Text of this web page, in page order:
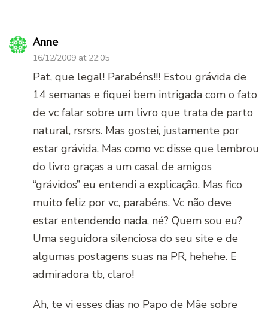
Anne
16/12/2009 at 22:05
Pat, que legal! Parabéns!!! Estou grávida de
14 semanas e fiquei bem intrigada com o fato
de vc falar sobre um livro que trata de parto
natural, rsrsrs. Mas gostei, justamente por
estar grávida. Mas como vc disse que lembrou
do livro graças a um casal de amigos
“grávidos” eu entendi a explicação. Mas fico
muito feliz por vc, parabéns. Vc não deve
estar entendendo nada, né? Quem sou eu?
Uma seguidora silenciosa do seu site e de
algumas postagens suas na PR, hehehe. E
admiradora tb, claro!
Ah, te vi esses dias no Papo de Mãe sobre